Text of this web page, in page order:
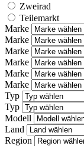
Zweirad
Teilemarkt
Marke
Marke
Marke
Marke
Marke
Marke
Typ
Typ
Modell
Land
Region